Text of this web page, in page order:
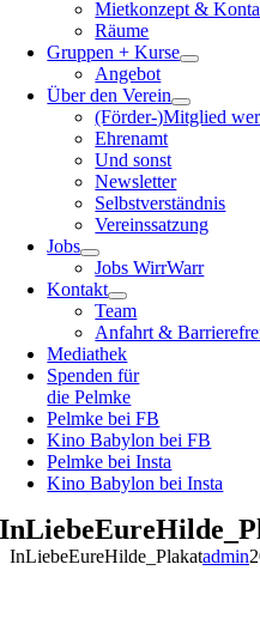
Mietkonzept &
Räume
Gruppen + Kurse
Angebot
Über den Verein
(Förder-)Mitglied
Ehrenamt
Und sonst
Newsletter
Selbstverständnis
Vereinssatzung
Jobs
Jobs WirrWarr
Kontakt
Team
Anfahrt &
Mediathek
Spenden für
die Pelmke
Pelmke bei FB
Kino Babylon bei FB
Pelmke bei Insta
Kino Babylon bei Insta
InLiebeEureHilde_Plakatadmin